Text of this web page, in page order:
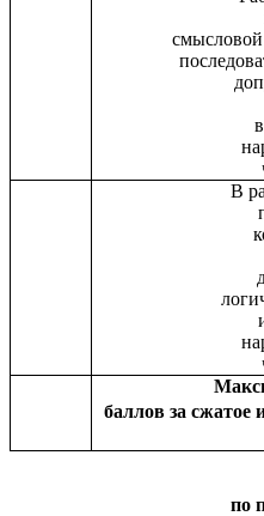
В
баллов за сжатое
по